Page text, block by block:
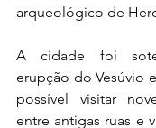
arqueológico de
A cidade foi
erupção do Vesúvio
possível visitar
entre antigas ruas e